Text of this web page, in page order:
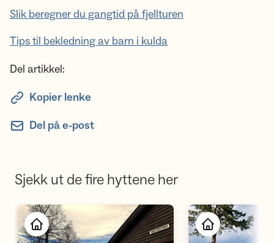
Slik beregner du gangtid på fjellturen
Tips til bekledning av barn i kulda
Del artikkel:
Kopier lenke
Del på e-post
Sjekk ut de fire hyttene her